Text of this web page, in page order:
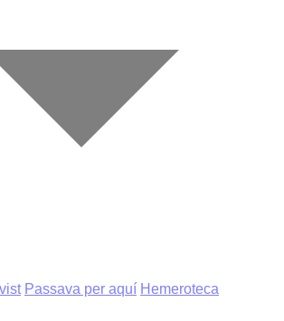
Passava per aquí Hemeroteca